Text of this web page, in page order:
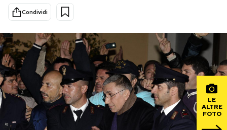
Economia
PODCAST
NEWSLETTER
Condividi
LE
ALTRE
FOTO